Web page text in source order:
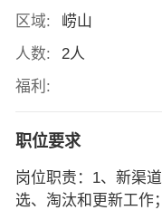
区域:
崂山
人数:
2人
福利:
职位要求
岗位职责：1、新渠
选、淘汰和更新工作